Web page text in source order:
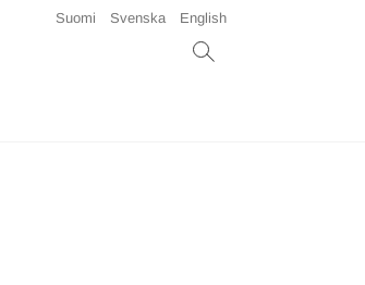
Suomi Svenska English